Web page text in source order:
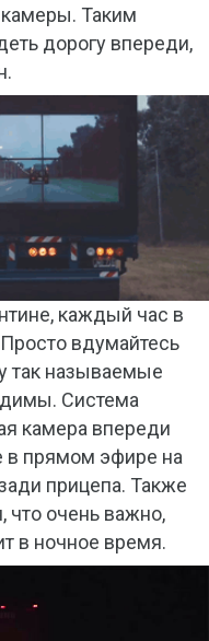
Таким
дорогу впереди,
каждый час в
вдумайтесь
так называемые
Система
камера впереди
в прямом эфире на
прицепа. Также
что очень важно,
в ночное время.